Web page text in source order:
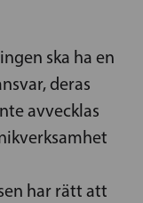
ska ha en
deras
avvecklas
har rätt att